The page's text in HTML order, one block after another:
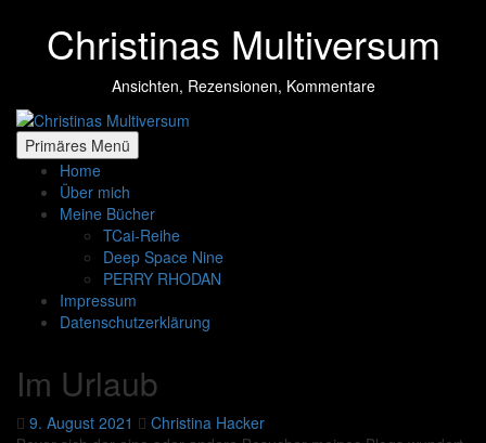
springenChristinas Multiversum
Ansichten, Rezensionen, Kommentare
Primäres Menü
Home
Über mich
Meine Bücher
TCai-Reihe
Deep Space Nine
PERRY RHODAN
Impressum
Datenschutzerklärung
Im Urlaub
9. August 2021
Christina Hacker